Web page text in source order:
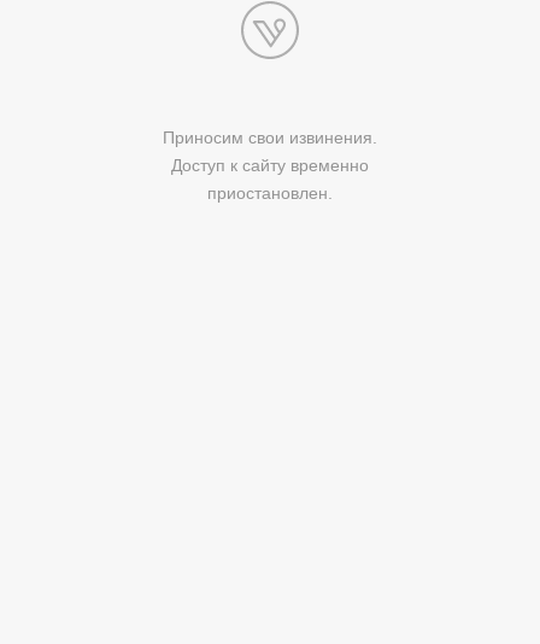
Приносим свои извинения.
Доступ к сайту временно
приостановлен.